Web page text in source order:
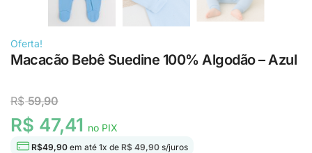
Oferta!
Macacão Bebê Suedine 100% Algodão – Azul
R$59,90
R$ 47,41 no PIX
R$49,90 em até 1x de R$ 49,90 s/juros